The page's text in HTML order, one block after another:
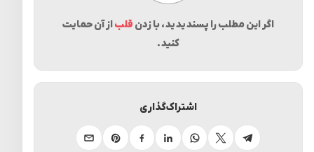
اگر این مطلب را پسندیدید، با زدن قلباز آن حمایت
کنید.
اشتراک‌گذاری
تلگرامایکسواتساپلینکدینفیسبوکپینترستایمیل